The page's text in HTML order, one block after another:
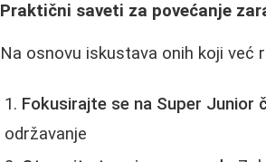
Praktični saveti za povećanje
Na osnovu iskustava onih koji već
Fokusirajte se na Super Junior
održavanje